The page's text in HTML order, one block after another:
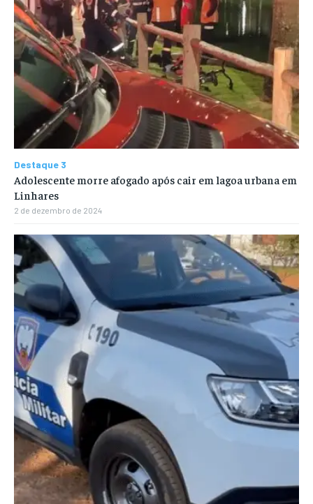
Destaque 3
Adolescente morre afogado após cair em lagoa urbana em
Linhares
2 de dezembro de 2024